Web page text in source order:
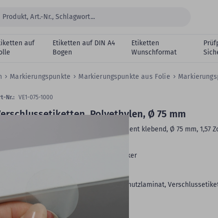
auf
Etiketten auf DIN A4
Bogen
Etiketten
Wunschformat
Markierungspunkte Markierungspunkte aus Folie
Polyethylen, Ø 75 mm
Etiketten, transparent, permanent klebend, Ø 75 mm, 1,57
Rollenkern, 1.000 Etiketten, 1 Rolle/n
Nr.: VE1-075-1000
Standard- und Industriedrucker
No-Label-Look-Etiketten, Schutzlaminat,
VE: 1.000 Etiketten auf 1 Rolle/n